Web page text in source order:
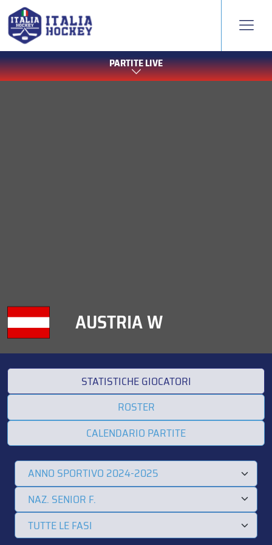
PARTITE LIVE
AUSTRIA W
STATISTICHE GIOCATORI
ROSTER
CALENDARIO PARTITE